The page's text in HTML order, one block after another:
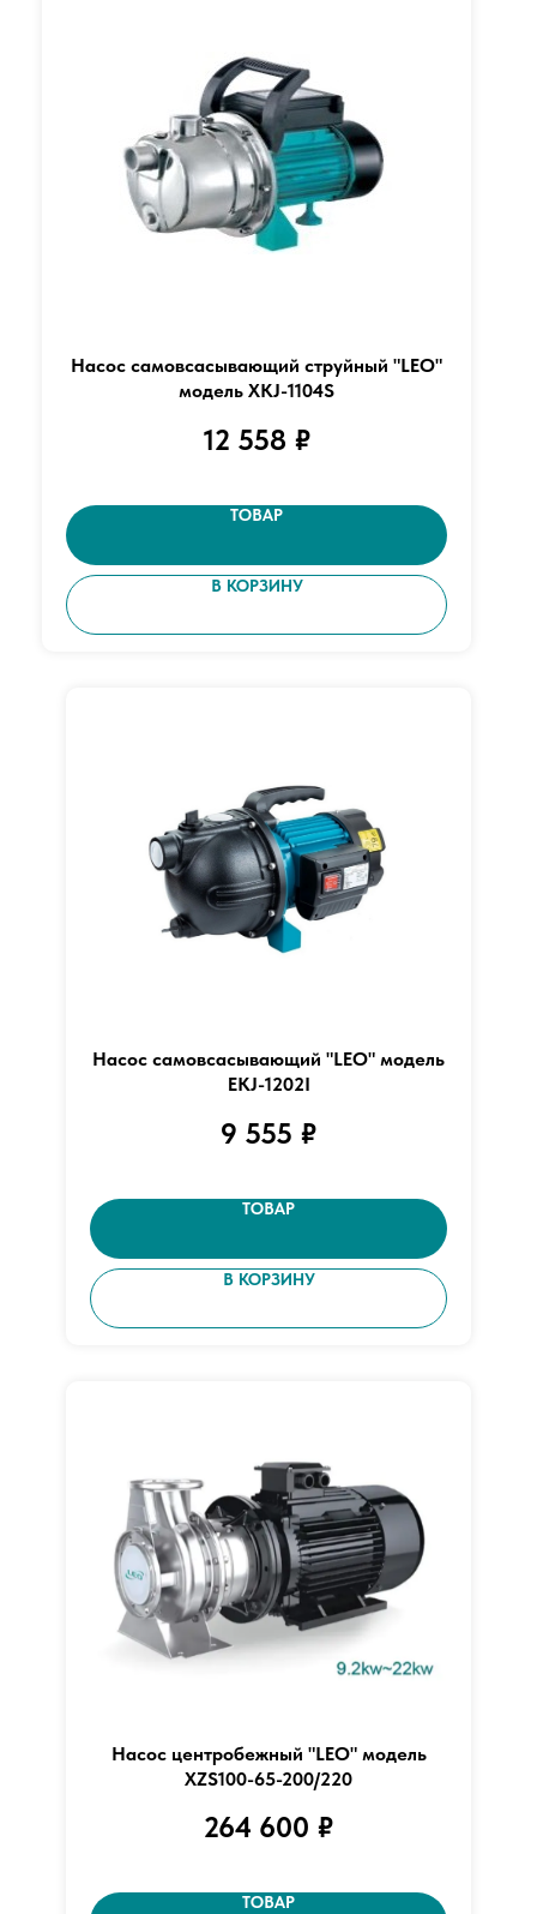
Насос самовсасывающий струйный "LEO"
модель XKJ-1104S
12 558 ₽
ТОВАР
В КОРЗИНУ
Насос самовсасывающий "LEO" модель
EKJ-1202I
9 555 ₽
ТОВАР
В КОРЗИНУ
Насос центробежный "LEO" модель
XZS100-65-200/220
264 600 ₽
ТОВАР